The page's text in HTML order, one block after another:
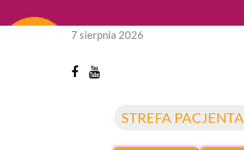
STREFA PACJENTA
7 sierpnia 2026